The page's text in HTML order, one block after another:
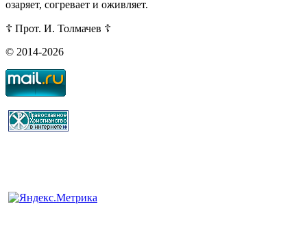
озаряет, согревает и оживляет.
☦ Прот. И. Толмачев ☦
© 2014-2026